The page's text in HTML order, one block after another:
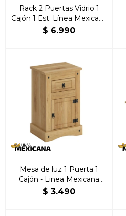
Rack 2 Puertas Vidrio 1
Cajón 1 Est. Línea Mexicana
Natural
$ 6.990
Mesa de luz 1 Puerta 1
Cajón - Linea Mexicana
Natural
$ 3.490